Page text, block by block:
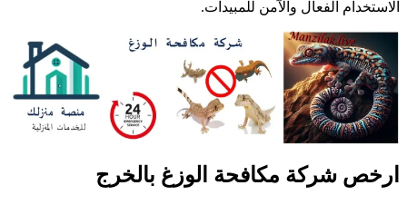
الفعال والآمن للمبيدات.
شركة مكافحة الوزغ بالخرج